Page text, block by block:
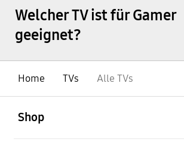
Welcher TV ist für Gamer
geeignet?
Home TVs Alle TVs
Shop